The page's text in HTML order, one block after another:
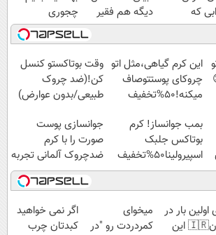
که
شد.
رایگان
دیگه هم فقیر
می‌مونی! همین
الان ثبت نام کن
چجوری
پولدارشی! باور
نداری امتحانش
مجانیه
این کرم گیاهی،مثل اتو
چروکای پوستتوصاف
میکنه!50%تخفیف
وقت بوتاکستو کنسل
کن!(ضد چروک
طبیعی/بدون عوارض)
بمب جوانساز! کرم
بوتاکس جلبک
اسپیرولینا50%تخفیف
جوانسازی پوست
صورت را با کرم
ضدچروک آلمانی تجربه
کنید!
اولین بار در
ایران🇮🇷 این
میخوای
کمردردت رو "در
اگر نمی خواهید
کبدتان چرب